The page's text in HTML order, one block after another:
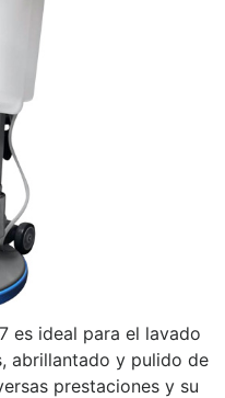
es ideal para el lavado
abrillantado y pulido de
prestaciones y su